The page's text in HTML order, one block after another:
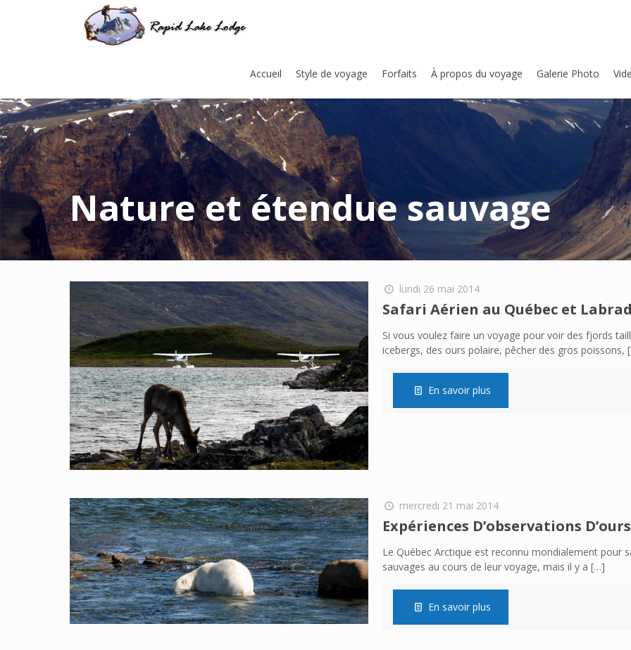
Accueil Style de voyage Forfaits À propos du voyage Galerie Photo
Nature et étendue sauvage
lundi 26 mai 2014
Safari Aérien au Québec et
Si vous voulez faire un voyage pour voir des fjords
icebergs, des ours polaire, pêcher des gros poissons,
En savoir plus
mercredi 21 mai 2014
Expériences D’observations
Le Québec Arctique est reconnu mondialement pour
sauvages au cours de leur voyage, mais il y a […]
En savoir plus